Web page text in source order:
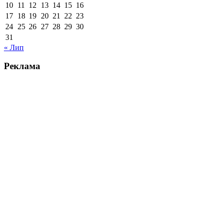
10 11 12 13 14 15 16
17 18 19 20 21 22 23
24 25 26 27 28 29 30
31
« Лип
Реклама